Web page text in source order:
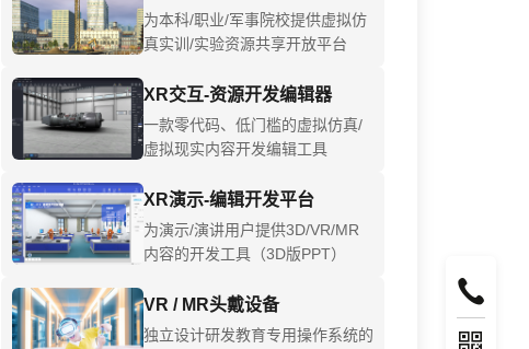
为本科/职业/军事院校提供虚拟仿
真实训/实验资源共享开放平台
XR交互-资源开发编辑器
一款零代码、低门槛的虚拟仿真/
虚拟现实内容开发编辑工具
XR演示-编辑开发平台
为演示/演讲用户提供3D/VR/MR
内容的开发工具（3D版PPT）
VR / MR头戴设备
独立设计研发教育专用操作系统的